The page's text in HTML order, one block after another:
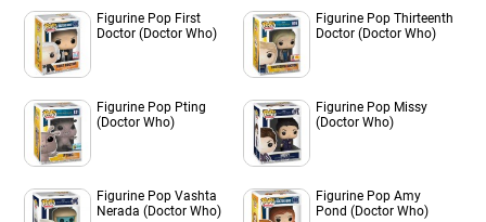
Figurine Pop First
Doctor (Doctor Who)
Figurine Pop Thirteenth
Doctor (Doctor Who)
Figurine Pop Pting
(Doctor Who)
Figurine Pop Missy
(Doctor Who)
Figurine Pop Vashta
Nerada (Doctor Who)
Figurine Pop Amy
Pond (Doctor Who)